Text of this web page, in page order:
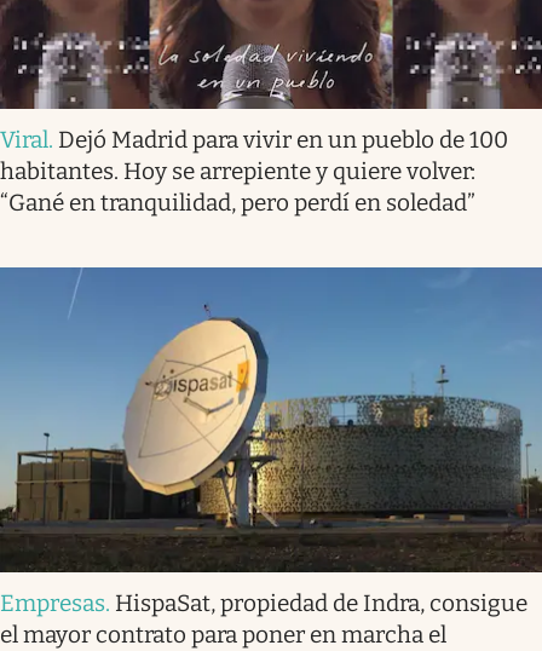
Viral. Dejó Madrid para vivir en un pueblo de 100
habitantes. Hoy se arrepiente y quiere volver:
“Gané en tranquilidad, pero perdí en soledad”
Empresas. HispaSat, propiedad de Indra, consigue
el mayor contrato para poner en marcha el